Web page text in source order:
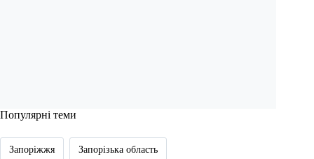
Популярні теми
Запоріжжя Запорізька область